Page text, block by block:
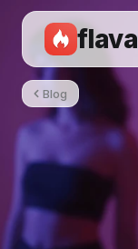
Blog
flava